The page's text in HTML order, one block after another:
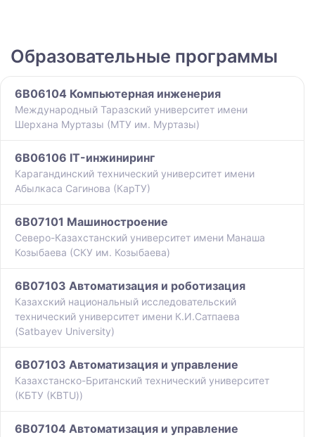
Образовательные программы
6B06104 Компьютерная инженерия
Международный Таразский университет имени
Шерхана Муртазы (МТУ им. Муртазы)
6B06106 IT-инжиниринг
Карагандинский технический университет имени
Абылкаса Сагинова (КарТУ)
6B07101 Машиностроение
Северо-Казахстанский университет имени Манаша
Козыбаева (СКУ им. Козыбаева)
6B07103 Автоматизация и роботизация
Казахский национальный исследовательский
технический университет имени К.И.Сатпаева
(Satbayev University)
6B07103 Автоматизация и управление
Казахстанско-Британский технический университет
(КБТУ (KBTU))
6B07104 Автоматизация и управление